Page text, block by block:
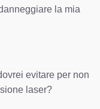
la mia
evitare per non
laser?